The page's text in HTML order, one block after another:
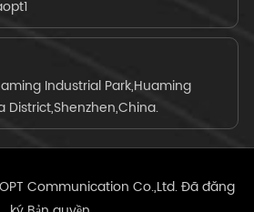
Industrial Park,Huaming
District,Shenzhen,China.
Communication Co.,Ltd. Đã đăng